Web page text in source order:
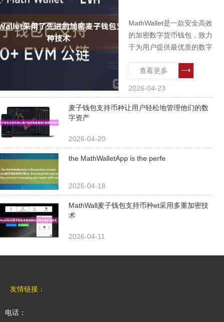
2026-04-23
MathWallet是一款安全高效
的加密数字货币钱包，致力
于为用户提供最优质的数字
一款全球领先的数字资产钱
MathWallet在安全、便捷、
高效的数字货币管理上具有
查看更多
2026-04-20
麦子钱包支持币种让用户轻松地管理他们的数
字资产
2026-04-18
the MathWalletApp is the perfe
2026-04-11
MathWall麦子钱包支持币种et采用多重加密技
术
友情链接：
电话：